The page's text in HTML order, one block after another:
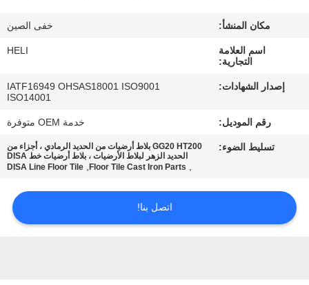
مراقبة
الجودة
اطلب
مكان المنشأ: خفى الصين
اسم العلامة
التجارية:
HELI
إصدار الشهادات:
IATF16949 OHSAS18001 ISO9001
ISO14001
رقم الموديل: خدمة OEM متوفرة
تسليط الضوء:
GG20 HT200 بلاط أرضيات من الحديد الرمادي ، أجزاء من
الحديد الزهر لبلاط الأرضيات ، بلاط أرضيات خط DISA
,
Floor Tile Cast Iron Parts
,
DISA Line Floor Tile
اتصل بنا!